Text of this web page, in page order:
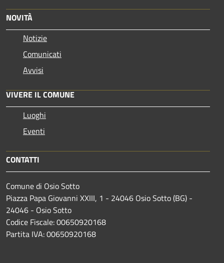
NOVITÀ
Notizie
Comunicati
Avvisi
VIVERE IL COMUNE
Luoghi
Eventi
CONTATTI
Comune di Osio Sotto
Piazza Papa Giovanni XXIII, 1 - 24046 Osio Sotto (BG) -
24046 - Osio Sotto
Codice Fiscale: 00650920168
Partita IVA: 00650920168